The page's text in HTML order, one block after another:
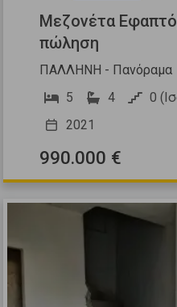
Μεζονέτα
πώληση
ΠΑΛΛΗΝΗ - Πανόραμα
5
4 0
2021
990.000 €